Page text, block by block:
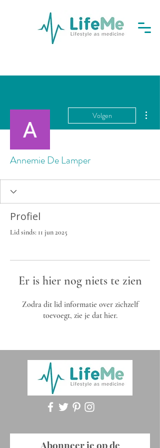
Volgen
Annemie De Lamper
Profiel
Lid sinds: 11 jun 2025
Er is hier nog niets te zien
Zodra dit lid informatie over zichzelf
toevoegt, zie je dat hier.
Abonneer je op de